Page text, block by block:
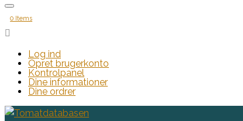
0 Items

Log ind
Opret brugerkonto
Kontrolpanel
Dine informationer
Dine ordrer